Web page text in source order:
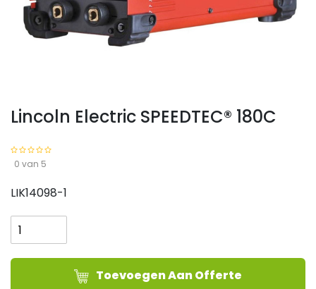
Lincoln Electric SPEEDTEC® 180C
0 van 5
LIK14098-1
Electric
SPEEDTEC®
180C
Toevoegen Aan Offerte